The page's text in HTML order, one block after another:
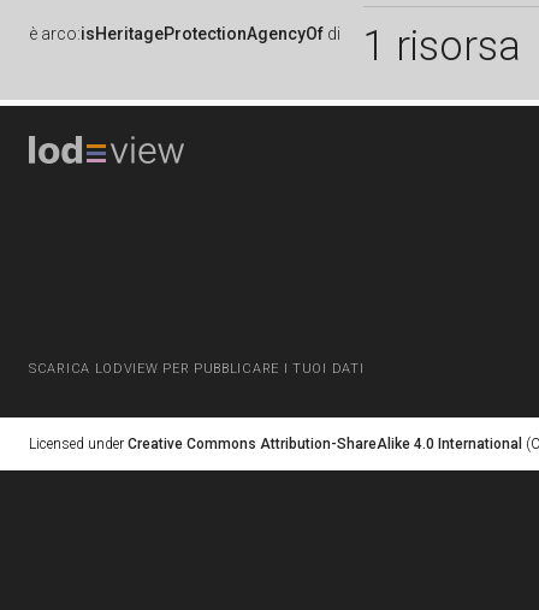
è arco:isHeritageProtectionAgencyOf di 1 risorsa
SCARICA LODVIEW PER PUBBLICARE I TUOI DATI
Licensed under Creative Commons Attribution-ShareAlike 4.0 International